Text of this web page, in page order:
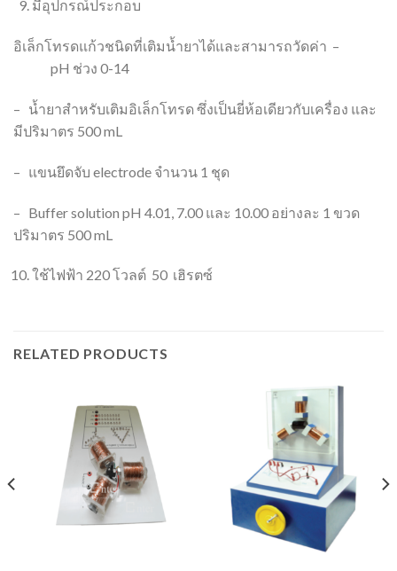
มีอุปกรณ์ประกอบ
อิเล็กโทรดแก้วชนิดที่เติมน้ำยาได้และสามารถวัดค่า –
pH ช่วง 0-14
– น้ำยาสำหรับเติมอิเล็กโทรด ซึ่งเป็นยี่ห้อเดียวกับเครื่อง และ
มีปริมาตร 500 mL
– แขนยึดจับ electrode จำนวน 1 ชุด
– Buffer solution pH 4.01, 7.00 และ 10.00 อย่างละ 1 ขวด
ปริมาตร 500 mL
ใช้ไฟฟ้า 220 โวลต์ 50 เฮิรตซ์
RELATED PRODUCTS